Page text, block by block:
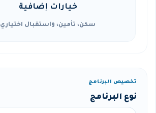
خيارات إضافية
سكن، تأمين، واستقبال اختياري
تخصيص البرنامج
نوع البرنامج